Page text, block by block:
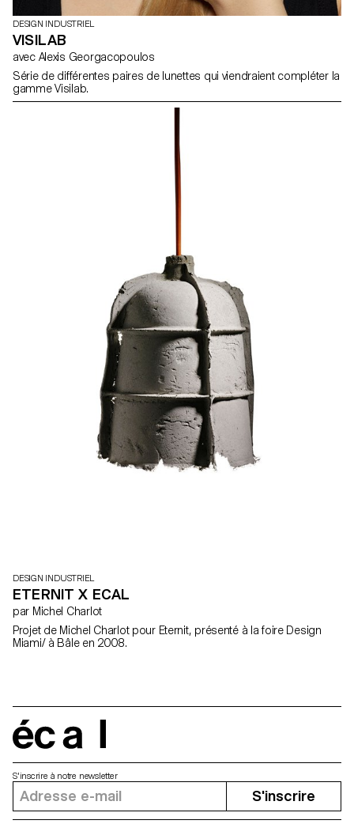
DESIGN INDUSTRIEL
VISILAB
avec Alexis Georgacopoulos
Série de différentes paires de lunettes qui viendraient compléter la
gamme Visilab.
DESIGN INDUSTRIEL
ETERNIT X ECAL
par Michel Charlot
Projet de Michel Charlot pour Eternit, présenté à la foire Design
Miami/ à Bâle en 2008.
S'inscrire à notre newsletter
S'inscrire